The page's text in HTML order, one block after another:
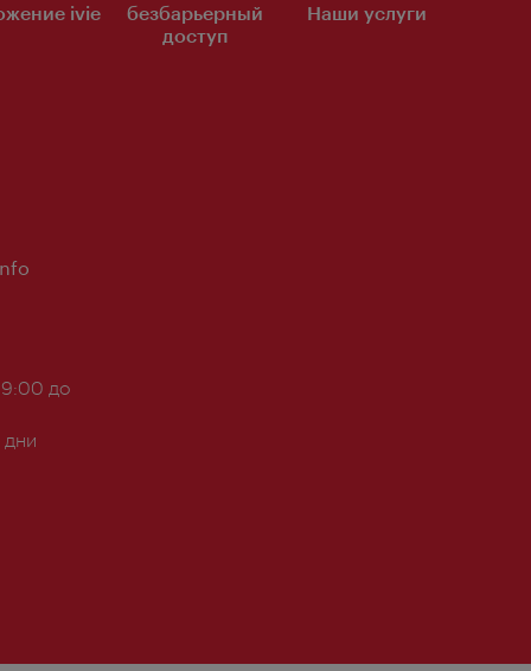
ivie
безбарьерный
доступ
Наши услуги
9:00 до
дни